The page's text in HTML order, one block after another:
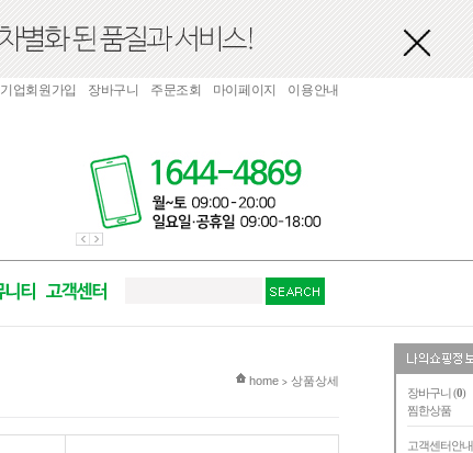
장바구니 (0)
찜한상품
고객센터안내
기업회원가입 장바구니 주문조회 마이페이지 이용안내
현재 위치
home > 상품상세